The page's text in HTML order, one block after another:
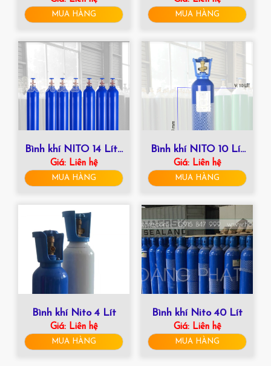
MUA HÀNG MUA HÀNG
Bình khí NITO 14 Lít |
HOÀNG PHÁT 0915
847 999
Giá:Liên hệ
MUA HÀNG
Bình khí NITO 10 Lít
| HOÀNG PHÁT
0915 847 999
Giá:Liên hệ
MUA HÀNG
Bình khí Nito 4 Lít
Giá:Liên hệ
MUA HÀNG
Bình khí Nito 40 Lít
Giá:Liên hệ
MUA HÀNG